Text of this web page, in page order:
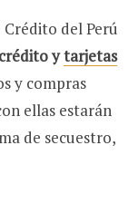
Crédito del Perú
ytarjetas
y compras
ellas estarán
de secuestro,